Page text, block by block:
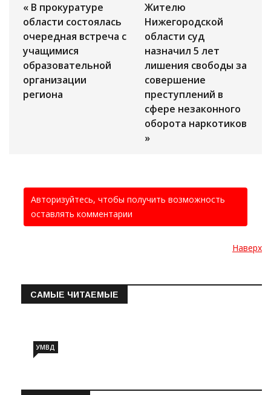
« В прокуратуре
области состоялась
очередная встреча с
учащимися
образовательной
организации
региона
Жителю
Нижегородской
области суд
назначил 5 лет
лишения свободы за
совершение
преступлений в
сфере незаконного
оборота наркотиков
»
Авторизуйтесь, чтобы получить возможность
оставлять комментарии
Наверх
САМЫЕ ЧИТАЕМЫЕ
УМВД